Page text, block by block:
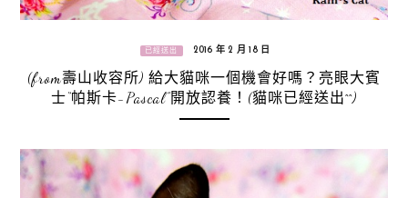
已經送出 2016 年 2 月 18 日
(from壽山收容所) 給大貓咪一個機會好嗎？亮眼大賓
士“帕斯卡-Pascal”開放認養！(貓咪已經送出^^)